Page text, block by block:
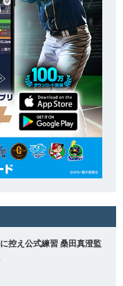
控え公式練習 桑田真澄監